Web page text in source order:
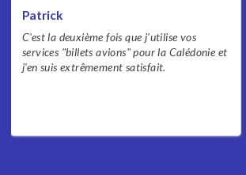
Patrick
C'est la deuxième fois que j'utilise vos
services "billets avions" pour la Calédonie et
j'en suis extrêmement satisfait.